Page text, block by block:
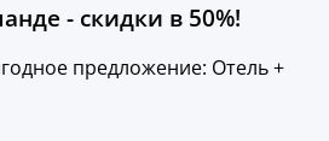
- скидки в 50%!
предложение: Отель +